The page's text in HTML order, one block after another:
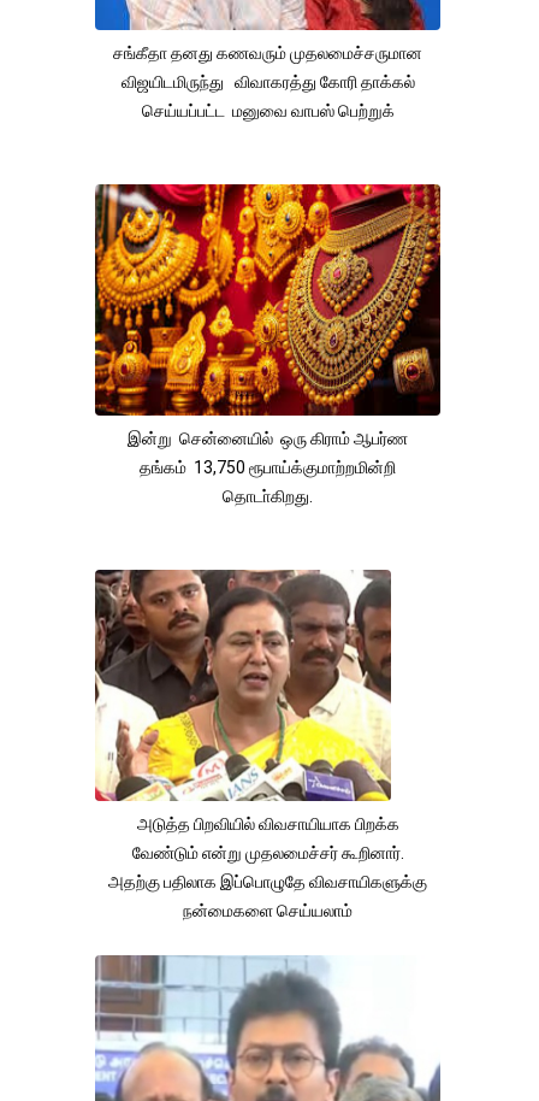
சங்கீதா தனது கணவரும் முதலமைச்சருமான
விஜயிடமிருந்து விவாகரத்து கோரி தாக்கல்
செய்யப்பட்ட மனுவை வாபஸ் பெற்றுக்
இன்று சென்னையில் ஒரு கிராம் ஆபர்ண
தங்கம் 13,750 ரூபாய்க்குமாற்றமின்றி
தொடா்கிறது.
அடுத்த பிறவியில் விவசாயியாக பிறக்க
வேண்டும் என்று முதலமைச்சர் கூறினார்.
அதற்கு பதிலாக இப்பொழுதே விவசாயிகளுக்கு
நன்மைகளை செய்யலாம்